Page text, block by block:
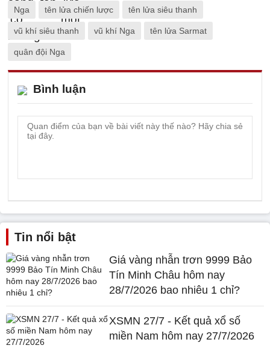
Nga tên lửa chiến lược tên lửa siêu thanh
vũ khí siêu thanh vũ khí Nga tên lửa Sarmat
quân đội Nga
Bình luận
Tin nổi bật
Giá vàng nhẫn trơn 9999 Bảo
Tín Minh Châu hôm nay
28/7/2026 bao nhiêu 1 chỉ?
XSMN 27/7 - Kết quả xổ số
miền Nam hôm nay 27/7/2026